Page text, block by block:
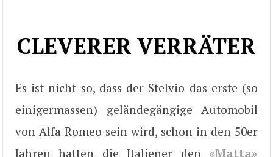
CLEVERER VERRÄTER
Es ist nicht so, dass der Stelvio das erste (so
einigermassen) geländegängige Automobil
von Alfa Romeo sein wird, schon in den 50er
Jahren hatten die Italiener den «Matta»